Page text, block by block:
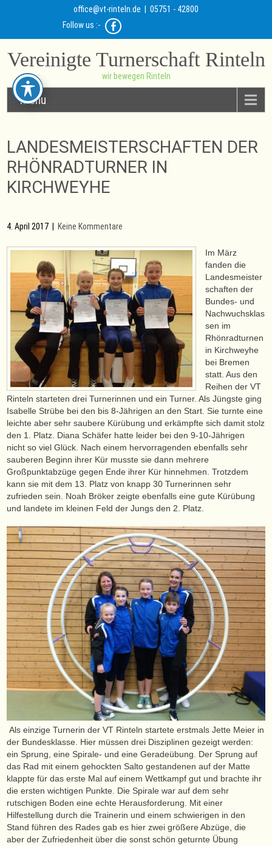
office@vt-rinteln.de | 05751 - 42800
Follow us :-
Vereinigte Turnerschaft Rinteln
wir bewegen Rinteln
Menu
LANDESMEISTERSCHAFTEN DER
RHÖNRADTURNER IN
KIRCHWEYHE
4. April 2017 Keine Kommentare
Im März
fanden die
Landesmeister
schaften der
Bundes- und
Nachwuchsklas
sen im
Rhönradturnen
in Kirchweyhe
bei Bremen
statt. Aus den
Reihen der VT
Rinteln starteten drei Turnerinnen und ein Turner. Als Jüngste ging
Isabelle Strübe bei den bis 8-Jährigen an den Start. Sie turnte eine
leichte aber sehr saubere Kürübung und erkämpfte sich damit stolz
den 1. Platz. Diana Schäfer hatte leider bei den 9-10-Jährigen
nicht so viel Glück. Nach einem hervorragenden ebenfalls sehr
sauberen Beginn ihrer Kür musste sie dann mehrere
Großpunktabzüge gegen Ende ihrer Kür hinnehmen. Trotzdem
kann sie mit dem 13. Platz von knapp 30 Turnerinnen sehr
zufrieden sein. Noah Bröker zeigte ebenfalls eine gute Kürübung
und landete im kleinen Feld der Jungs den 2. Platz.
Als einzige Turnerin der VT Rinteln startete erstmals Jette Meier in
der Bundesklasse. Hier müssen drei Disziplinen gezeigt werden:
ein Sprung, eine Spirale- und eine Geradeübung. Der Sprung auf
das Rad mit einem gehockten Salto gestandenen auf der Matte
klappte für das erste Mal auf einem Wettkampf gut und brachte ihr
die ersten wichtigen Punkte. Die Spirale war auf dem sehr
rutschigen Boden eine echte Herausforderung. Mit einer
Hilfestellung durch die Trainerin und einem schwierigen in den
Stand führen des Rades gab es hier zwei größere Abzüge, die
aber der Zufriedenheit über die sonst schön geturnte Übung